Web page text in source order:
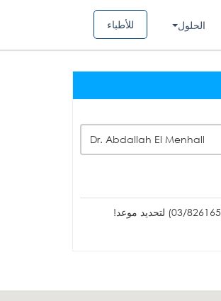
للأطباء الحلول
Dr. Abdallah El Menhall